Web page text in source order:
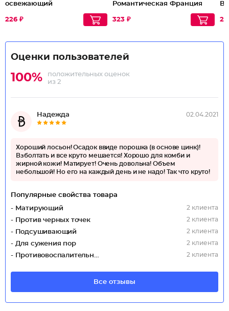
освежающий
226 ₽
Романтическая Франция
323 ₽
Оценки пользователей
100%
положительных оценок
из 2
Надежда 02.04.2021
Хороший лосьон! Осадок ввиде порошка (в основе цинк)!
Взболтать и все круто мешается! Хорошо для комби и
жирной кожи! Матирует! Очень довольна! Объем
небольшой! Но его на каждый день и не надо! Так что круто!
Популярные свойства товара
- Матирующий
2 клиента
- Против черных точек 2 клиента
- Подсушивающий 2 клиента
- Для сужения пор 2 клиента
- Противовоспалительный 2 клиента
Все отзывы